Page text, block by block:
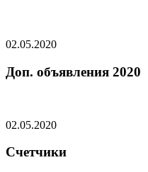
02.05.2020
Доп. объявления 2020
02.05.2020
Счетчики